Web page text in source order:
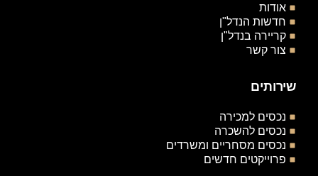
אודות
חדשות הנדל"ן
קריירה בנדל"ן
צור קשר
שירותים
נכסים למכירה
נכסים להשכרה
נכסים מסחריים ומשרדים
פרוייקטים חדשים